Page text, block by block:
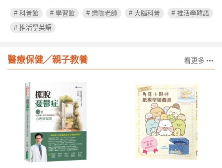
# 科普館 # 學習館 # 樂咖老師 # 大腦科普
# 推活學韓語
# 推活學英語
醫療保健╱親子教養 看更多